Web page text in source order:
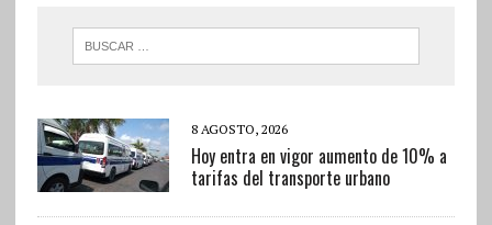
8 AGOSTO, 2026
Hoy entra en vigor aumento de 10% a
tarifas del transporte urbano